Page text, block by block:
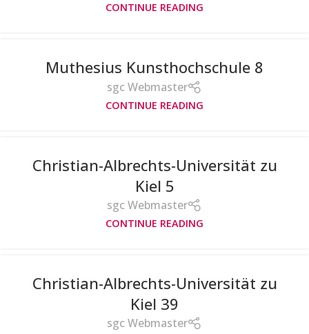
CONTINUE READING
Muthesius Kunsthochschule 8
sgc Webmaster
CONTINUE READING
Christian-Albrechts-Universität zu
Kiel 5
sgc Webmaster
CONTINUE READING
Christian-Albrechts-Universität zu
Kiel 39
sgc Webmaster